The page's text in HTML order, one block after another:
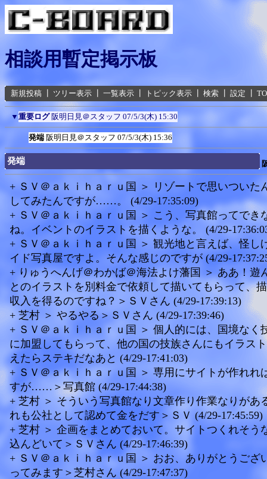
相談用暫定掲示板
新規投稿 ツリー表示 一覧表示 トピック表示 検索 設定
▼ 重要ログ 阪明日見＠スタッフ 07/5/3(木) 15:30
発端 阪明日見＠スタッフ 07/5/3(木) 15:36
発端
+ ＳＶ＠ａｋｉｈａｒｕ国 ＞ リゾートで思いついた
してみたんですが……。 (4/29-17:35:09)
+ ＳＶ＠ａｋｉｈａｒｕ国 ＞ こう、写真館ってでき
ね。イベントのイラストを描くような。 (4/29-
+ ＳＶ＠ａｋｉｈａｒｕ国 ＞ 観光地と言えば、怪し
イド写真屋ですよ。そんな感じのですが (4/29-
+ りゅうへんげ＠わかば＠海法よけ藩国 ＞ ああ！遊
とのイラストを別料金で依頼して描いてもらって、
収入を得るのですね？＞ＳＶさん (4/29-17:39:13)
+ 芝村 ＞ やるやる＞ＳＶさん (4/29-17:39:46)
+ ＳＶ＠ａｋｉｈａｒｕ国 ＞ 個人的には、国境なく
に加盟してもらって、他の国の技族さんにもイラス
えたらステキだなあと (4/29-17:41:03)
+ ＳＶ＠ａｋｉｈａｒｕ国 ＞ 専用にサイトが作れれ
すが……＞写真館 (4/29-17:44:38)
+ 芝村 ＞ そういう写真館なり文章作り作業なりがあ
れも公社として認めて金をだす＞ＳＶ (4/29-17:45:59)
+ 芝村 ＞ 企画をまとめておいて。サイトつくれそう
込んどいて＞ＳＶさん (4/29-17:46:39)
+ ＳＶ＠ａｋｉｈａｒｕ国 ＞ おお、ありがとうござ
ってみます＞芝村さん (4/29-17:47:37)